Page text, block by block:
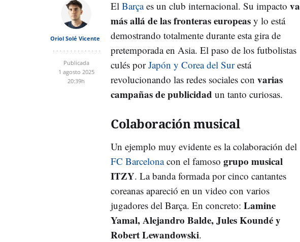
Oriol Solé Vicente
Publicada
1 agosto 2025
20:39h
El Barçaes un club internacional. Su impacto va
más allá de las fronteras europeas y lo está
demostrando totalmente durante esta gira de
pretemporada en Asia. El paso de los futbolistas
culés porJapón y Corea del Surestá
revolucionando las redes sociales con varias
campañas de publicidad un tanto curiosas.
Colaboración musical
Un ejemplo muy evidente es la colaboración del
FC Barcelonacon el famoso grupo musical
ITZY. La banda formada por cinco cantantes
coreanas apareció en un video con varios
jugadores del Barça. En concreto: Lamine
Yamal, Alejandro Balde, Jules Koundé y
Robert Lewandowski.